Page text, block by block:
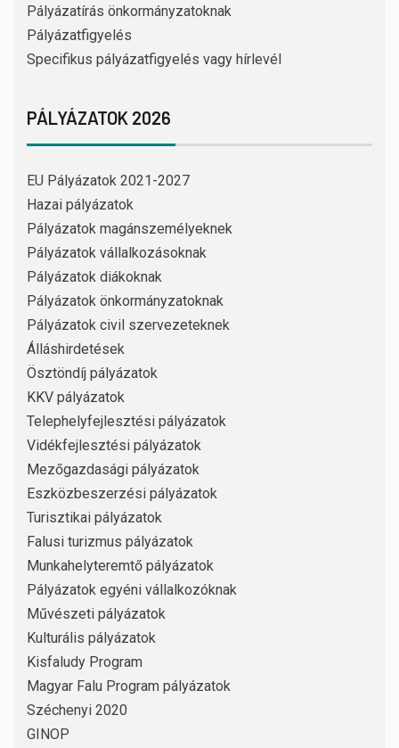
Pályázatírás önkormányzatoknak
Pályázatfigyelés
Specifikus pályázatfigyelés vagy hírlevél
PÁLYÁZATOK 2026
EU Pályázatok 2021-2027
Hazai pályázatok
Pályázatok magánszemélyeknek
Pályázatok vállalkozásoknak
Pályázatok diákoknak
Pályázatok önkormányzatoknak
Pályázatok civil szervezeteknek
Álláshirdetések
Ösztöndíj pályázatok
KKV pályázatok
Telephelyfejlesztési pályázatok
Vidékfejlesztési pályázatok
Mezőgazdasági pályázatok
Eszközbeszerzési pályázatok
Turisztikai pályázatok
Falusi turizmus pályázatok
Munkahelyteremtő pályázatok
Pályázatok egyéni vállalkozóknak
Művészeti pályázatok
Kulturális pályázatok
Kisfaludy Program
Magyar Falu Program pályázatok
Széchenyi 2020
GINOP